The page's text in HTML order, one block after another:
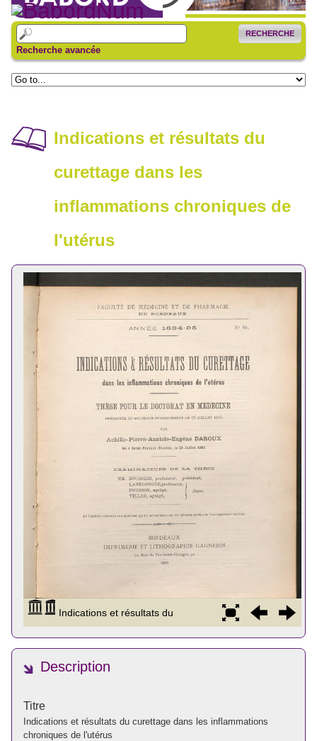
RECHERCHE
Recherche avancée
Indications et résultats du
curettage dans les
inflammations chroniques de
l'utérus
Description
Titre
Indications et résultats du curettage dans les inflammations
chroniques de l'utérus